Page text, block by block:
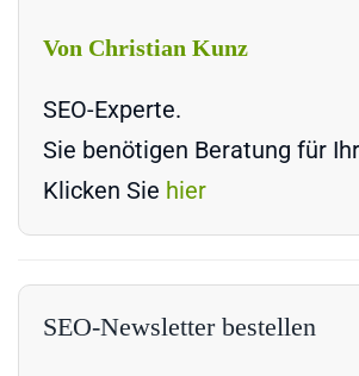
Von Christian Kunz
SEO-Experte.
Sie benötigen Beratung für
Klicken Sie hier
SEO-Newsletter bestellen